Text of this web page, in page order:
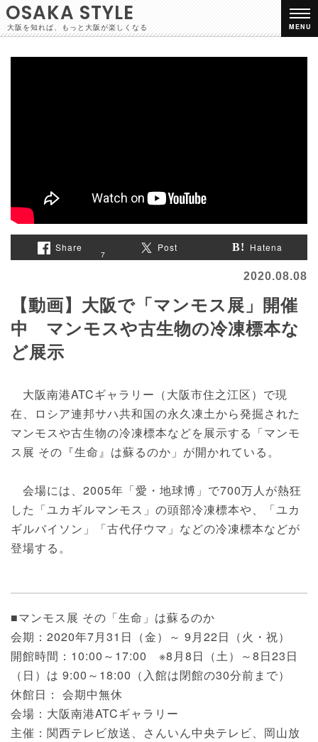
OSAKA STYLE
大阪を知れば、もっと大阪が楽しくなる MENU
Share
7
Post Hatena
2020.08.08
【動画】大阪で「マンモス展」開催
中 マンモスや古生物の冷凍標本な
ど展示
大阪南港ATCギャラリー（大阪市住之江区）で現
在、ロシア連邦サハ共和国の永久凍土から発掘された
マンモスや古生物の冷凍標本などを展示する「マンモ
ス展 その『⽣命』は蘇るのか」が開かれている。
会場には、2005年「愛・地球博」で700万人が熱狂
した「ユカギルマンモス」の頭部冷凍標本や、「ユカ
ギルバイソン」「古代仔ウマ」などの冷凍標本などが
登場する。
■マンモス展 その「生命」は蘇るのか
会期：2020年7月31日（金）～ 9月22日（火・祝）
開館時間：10:00～17:00 ※8月8日（土）～8日23日
（日）は 9:00～18:00（入館は閉館の30分前まで）
休館日： 会期中無休
会場：大阪南港ATCギャラリー
主催：関西テレビ放送、さんいん中央テレビ、岡山放